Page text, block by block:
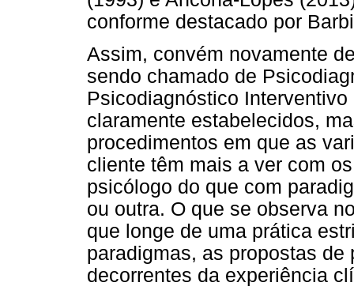
conforme destacado por
Assim, convém novamente
sendo chamado de
Psicodiagnóstico
claramente estabelecidos,
procedimentos em que as
cliente têm mais a ver com
psicólogo do que com
ou outra. O que se observa
que longe de uma prática
paradigmas, as propostas
decorrentes da experiência